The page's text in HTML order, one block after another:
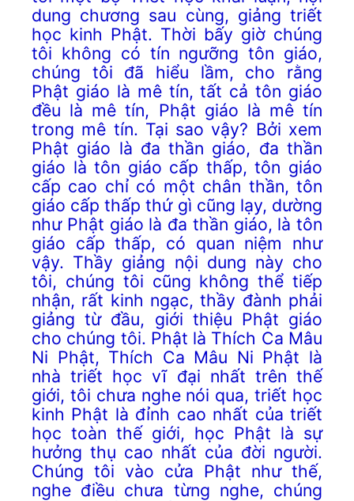
dung chương sau cùng, giảng triết
học kinh Phật. Thời bấy giờ chúng
tôi không có tín ngưỡng tôn giáo,
chúng tôi đã hiểu lầm, cho rằng
Phật giáo là mê tín, tất cả tôn giáo
đều là mê tín, Phật giáo là mê tín
trong mê tín. Tại sao vậy? Bởi xem
Phật giáo là đa thần giáo, đa thần
giáo là tôn giáo cấp thấp, tôn giáo
cấp cao chỉ có một chân thần, tôn
giáo cấp thấp thứ gì cũng lạy, dường
như Phật giáo là đa thần giáo, là tôn
giáo cấp thấp, có quan niệm như
vậy. Thầy giảng nội dung này cho
tôi, chúng tôi cũng không thể tiếp
nhận, rất kinh ngạc, thầy đành phải
giảng từ đầu, giới thiệu Phật giáo
cho chúng tôi. Phật là Thích Ca Mâu
Ni Phật, Thích Ca Mâu Ni Phật là
nhà triết học vĩ đại nhất trên thế
giới, tôi chưa nghe nói qua, triết học
kinh Phật là đỉnh cao nhất của triết
học toàn thế giới, học Phật là sự
hưởng thụ cao nhất của đời người.
Chúng tôi vào cửa Phật như thế,
nghe điều chưa từng nghe, chúng